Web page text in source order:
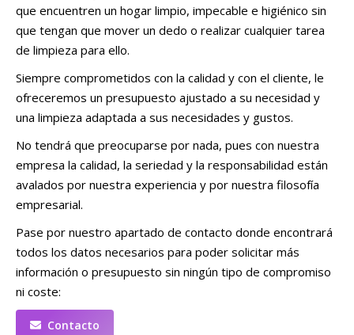
que encuentren un hogar limpio, impecable e higiénico sin
que tengan que mover un dedo o realizar cualquier tarea
de limpieza para ello.
Siempre comprometidos con la calidad y con el cliente, le
ofreceremos un presupuesto ajustado a su necesidad y
una limpieza adaptada a sus necesidades y gustos.
No tendrá que preocuparse por nada, pues con nuestra
empresa la calidad, la seriedad y la responsabilidad están
avalados por nuestra experiencia y por nuestra filosofía
empresarial.
Pase por nuestro apartado de contacto donde encontrará
todos los datos necesarios para poder solicitar más
información o presupuesto sin ningún tipo de compromiso
ni coste:
Contacto